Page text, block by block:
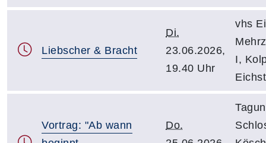
Liebscher & Bracht
Di.
23.06.2026,
19.40 Uhr
vhs
I,
Vortrag: "Ab wann
Do.